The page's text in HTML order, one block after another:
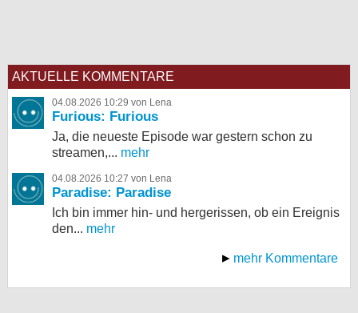
AKTUELLE KOMMENTARE
04.08.2026 10:29 von Lena
Furious: Furious
Ja, die neueste Episode war gestern schon zu
streamen,... mehr
04.08.2026 10:27 von Lena
Paradise: Paradise
Ich bin immer hin- und hergerissen, ob ein Ereignis
den... mehr
mehr Kommentare